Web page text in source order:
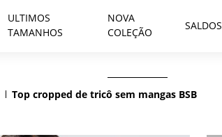
ULTIMOS
TAMANHOS
NOVA
COLEÇÃO
SALDOS
Top cropped de tricô sem mangas BSB